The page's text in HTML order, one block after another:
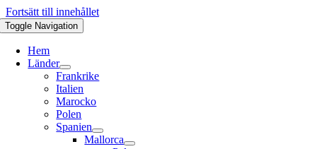
Fortsätt till innehållet
Toggle Navigation
Hem
Länder
Frankrike
Italien
Marocko
Polen
Spanien
Mallorca